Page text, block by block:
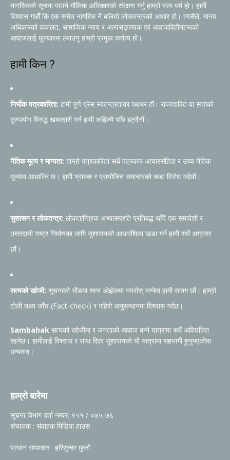
नागरिकको सूचना पाउने मौलिक अधिकारको संरक्षण गर्नु हाम्रो परम धर्म हो। हामी
विश्वास गर्छौं कि एक सचेत नागरिक नै बलियो लोकतन्त्रको आधार हो। त्यसैले, मानव
अधिकारको वकालत, सामाजिक न्याय र अल्पसङ्ख्यक एवं आवाजविहीनहरूको
आवाजलाई मूलधारमा ल्याउनु हाम्रो प्रमुख कर्तव्य हो।
हामी किन ?
निर्भीक पत्रकारिता: हामी पूर्ण प्रेस स्वतन्त्रताका पक्षधर हौं। राज्यशक्ति वा सत्ताको
दुरुपयोग विरुद्ध खबरदारी गर्न हामी कहिल्यै पछि हट्दैनौं।
नैतिक मूल्य र मान्यता: हाम्रो पत्रकारिता सधैं पत्रकार आचारसंहिता र उच्च नैतिक
मूल्यमा आधारित छ। हामी भ्रामक र प्रायोजित समाचारको कडा विरोध गर्दछौं।
सुशासन र लोकतन्त्र: लोकतान्त्रिक अभ्यासप्रति प्रतिबद्ध रहँदै एक समावेशी र
उत्तरदायी राष्ट्र निर्माणका लागि सुशासनको आधारशिला खडा गर्न हामी सधैं अग्रसर
छौं।
सत्यको खोजी: सूचनाको भीडमा सत्य ओझेलमा नपरोस् भन्नेमा हामी सजग छौं। हाम्रो
टोली तथ्य जाँच (Fact-check) र गहिरो अनुसन्धानमा विश्वास गर्दछ।
Sambahak सत्यको खोजीमा र जनताको आवाज बन्ने यात्रामा सधैं अविचलित
रहनेछ। हामीलाई विश्वास र साथ दिएर सुशासनको यो यात्रामा सहभागी हुनुभएकोमा
धन्यवाद।
हाम्रो बारेमा
सूचना विभाग दर्ता नम्वर: ९५१ / ०७५-७६
संचालक : संवाहक मिडिया हाउस
प्रधान सम्पादक: हरिसुन्दर छुकाँ